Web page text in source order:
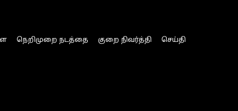
நெறிமுறை நடத்தை குறை நிவர்த்தி
செய்தி